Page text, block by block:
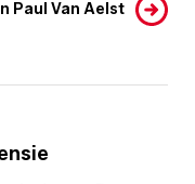
Paul Van Aelst